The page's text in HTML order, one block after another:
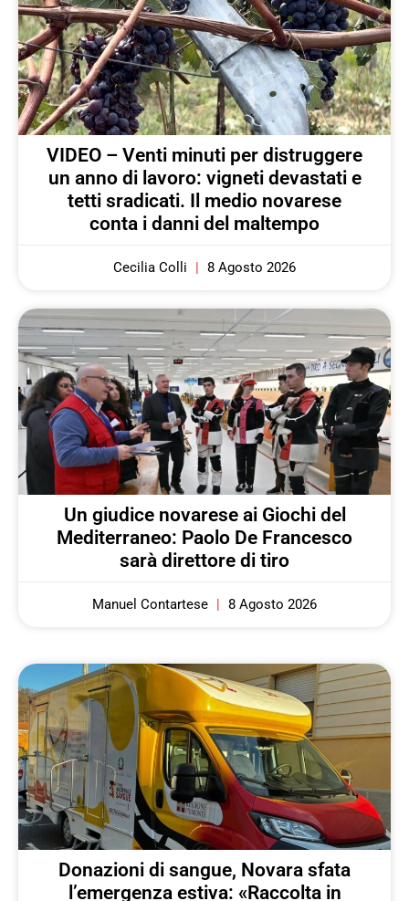
VIDEO – Venti minuti per distruggere
un anno di lavoro: vigneti devastati e
tetti sradicati. Il medio novarese
conta i danni del maltempo
Cecilia Colli 8 Agosto 2026
Un giudice novarese ai Giochi del
Mediterraneo: Paolo De Francesco
sarà direttore di tiro
Manuel Contartese 8 Agosto 2026
Donazioni di sangue, Novara sfata
l’emergenza estiva: «Raccolta in